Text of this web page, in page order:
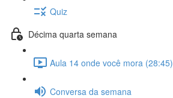
Quiz
Décima quarta semana
Aula 14 onde você mora (28:45)
Conversa da semana